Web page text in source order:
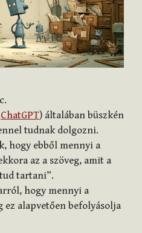
ChatGPT) általában büszkén
tudnak dolgozni.
hogy ebből mennyi a
az a szöveg, amit a
tartani”.
hogy mennyi a
alapvetően befolyásolja